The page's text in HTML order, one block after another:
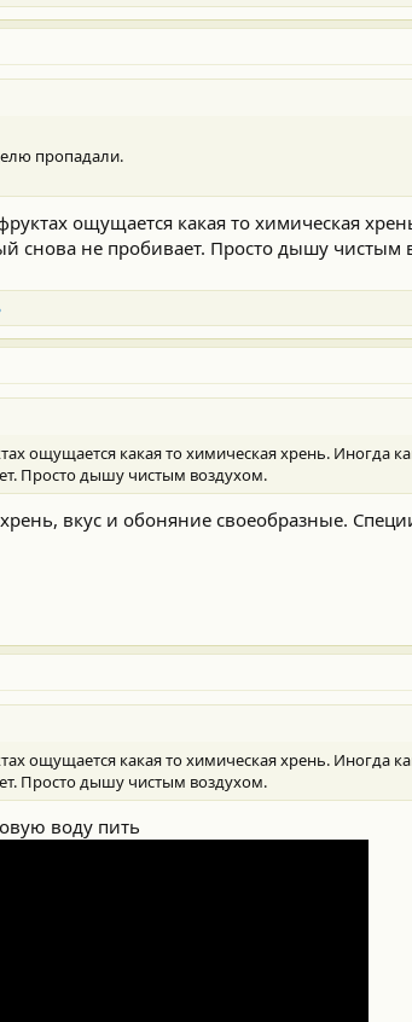
пропадали.
ощущается какая то химическая
снова не пробивает. Просто дышу чистым
ощущается какая то химическая хрень. Иногда
Просто дышу чистым воздухом.
вкус и обоняние своеобразные.
ощущается какая то химическая хрень. Иногда
Просто дышу чистым воздухом.
воду пить